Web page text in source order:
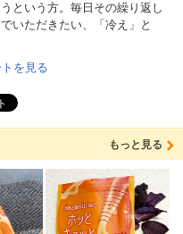
という方。毎日その繰り返し
いただきたい、「冷え」と
を見る
もっと見る